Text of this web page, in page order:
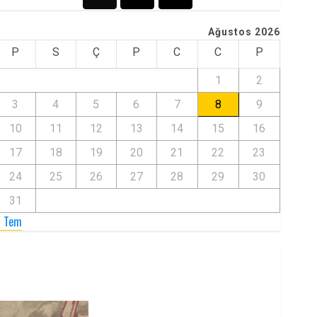
Ağustos 2026
P S Ç P C C P
1
2
3
4 5 6 7 8
9
10
11 12 13 14 15
16
17
18 19 20 21 22
23
24
25 26 27 28 29
30
31